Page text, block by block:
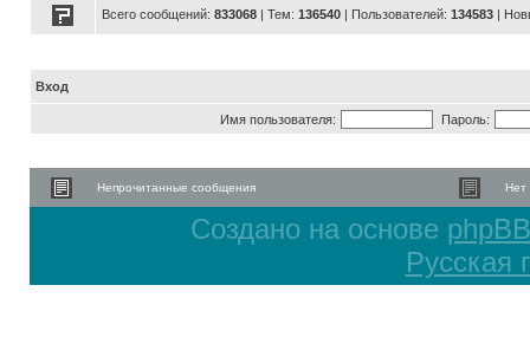
Всего сообщений: 833068 | Тем: 136540 | Пользователей: 134583 |
Вход
Имя пользователя: Пароль:
Непрочитанные сообщения Нет
Создано на основе phpBB
Русская